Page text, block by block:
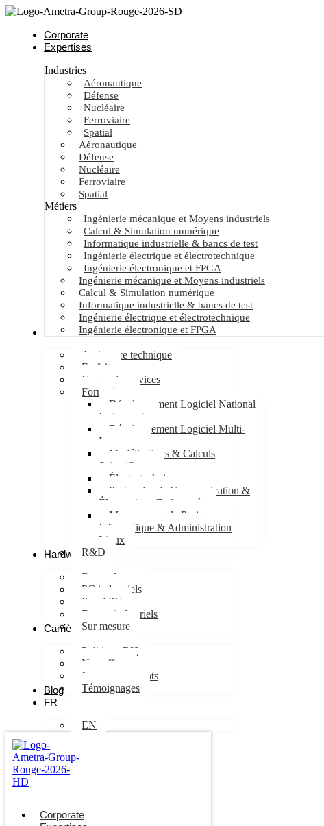
Corporate
Expertises
Industries
Aéronautique
Défense
Nucléaire
Ferroviaire
Spatial
Aéronautique
Défense
Nucléaire
Ferroviaire
Spatial
Métiers
Ingénierie mécanique et Moyens industriels
Calcul & Simulation numérique
Informatique industrielle & bancs de test
Ingénierie électrique et électrotechnique
Ingénierie électronique et FPGA
Ingénierie mécanique et Moyens industriels
Calcul & Simulation numérique
Informatique industrielle & bancs de test
Ingénierie électrique et électrotechnique
Ingénierie électronique et FPGA
Services
Assistance technique
Forfait
Centre de services
Formations
Développement Logiciel National
Instruments
Développement Logiciel Multi-
Langages
Modélisations & Calculs
Scientifiques
Électrotechnique
Protocoles de Communication &
Électronique Embarquée
Management de Projet
Informatique & Administration
Linux
R&D
Hardware
Bancs de test
PC industriels
Panel PC
Ecrans industriels
Sur mesure
Carrières
Politique RH
Nos offres
Nos engagements
Témoignages
Blog
FR
EN
Corporate